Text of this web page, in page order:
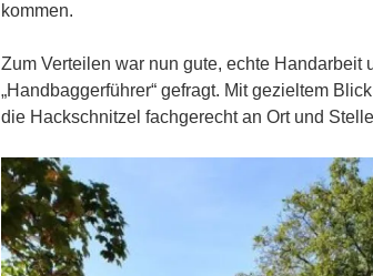
kommen.
Zum Verteilen war nun gute, echte Handarbeit
„Handbaggerführer“ gefragt. Mit gezieltem
die Hackschnitzel fachgerecht an Ort und